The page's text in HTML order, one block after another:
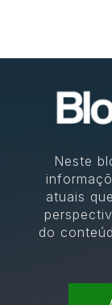
Neste
atuais
do